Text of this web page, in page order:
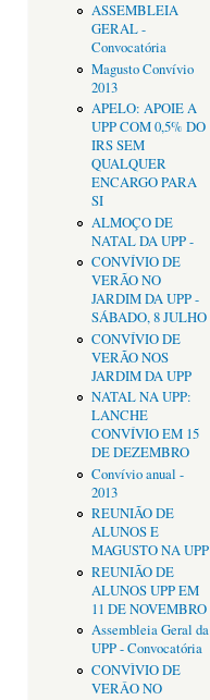
ASSEMBLEIA
GERAL -
Convocatória
Magusto Convívio
2013
APELO: APOIE A
UPP COM 0,5% DO
IRS SEM
QUALQUER
ENCARGO PARA
SI
ALMOÇO DE
NATAL DA UPP -
CONVÍVIO DE
VERÃO NO
JARDIM DA UPP -
SÁBADO, 8 JULHO
CONVÍVIO DE
VERÃO NOS
JARDIM DA UPP
NATAL NA UPP:
LANCHE
CONVÍVIO EM 15
DE DEZEMBRO
Convívio anual -
2013
REUNIÃO DE
ALUNOS E
MAGUSTO NA UPP
REUNIÃO DE
ALUNOS UPP EM
11 DE NOVEMBRO
Assembleia Geral da
UPP - Convocatória
CONVÌVIO DE
VERÂO NO